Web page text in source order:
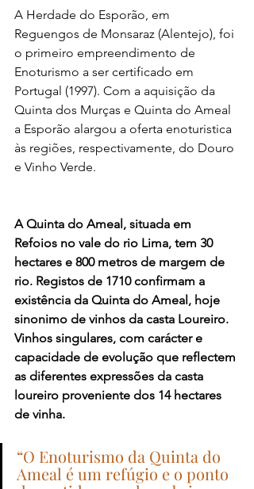
A Herdade do Esporão, em
Reguengos de Monsaraz (Alentejo), foi
o primeiro empreendimento de
Enoturismo a ser certificado em
Portugal (1997). Com a aquisição da
Quinta dos Murças e Quinta do Ameal
a Esporão alargou a oferta enoturistica
às regiões, respectivamente, do Douro
e Vinho Verde.
A Quinta do Ameal, situada em
Refoios no vale do rio Lima, tem 30
hectares e 800 metros de margem de
rio. Registos de 1710 confirmam a
existência da Quinta do Ameal, hoje
sinonimo de vinhos da casta Loureiro.
Vinhos singulares, com carácter e
capacidade de evolução que reflectem
as diferentes expressões da casta
loureiro proveniente dos 14 hectares
de vinha.
“O Enoturismo da Quinta do
Ameal é um refúgio e o ponto